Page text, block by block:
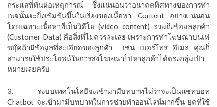
กระแสที่ทันต่อเหตุการณ์ ซึ่งแน่นอนว่าอนาคตทิศทางของการทำ
เพจนั้นจะยิ่งเข้มข้นขึ้นในเรื่องของเนื้อหา Content อย่างแน่นอน
โดยเฉพาะเนื้อหาที่เป็นวิดีโอ (video content) รวมถึงข้อมูลลูกค้า
(Customer Data) คือสิ่งที่ไม่ควรละเลย เพราะการทำโฆษณาบนเฟ
ซบุ๊คถ้ามีข้อมูลที่ละเอียดของลูกค้า เช่น เบอร์โทร อีเมล คุณก็
สามารถใช้ประโยชน์ในการส่งโฆษณาไปหาลูกค้าได้ตรงกลุ่มเป้า
หมายเลยครับ
3. ระบบเทคโนโลยีจะเข้ามามีบทบาทไม่ว่าจะเป็นแชทบอท
Chatbot จะเข้ามามีบทบาทในการช่วยทำออนไลน์มากขึ้น ยุคที่ใช้